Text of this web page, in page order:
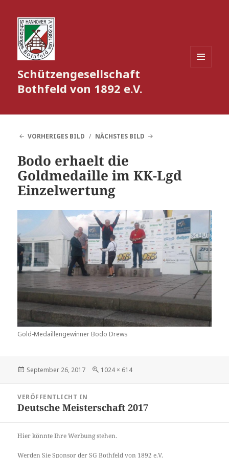
Schützengesellschaft
Bothfeld von 1892 e.V.
VORHERIGES BILD NÄCHSTES BILD
Bodo erhaelt die
Goldmedaille im KK-Lgd
Einzelwertung
Gold-Medaillengewinner Bodo Drews
Veröffentlicht
September 26, 2017
Volle
1024 × 614
VERÖFFENTLICHT IN
Deutsche Meisterschaft 2017
Hier könnte Ihre Werbung stehen.
Werden Sie Sponsor der SG Bothfeld von 1892 e.V.